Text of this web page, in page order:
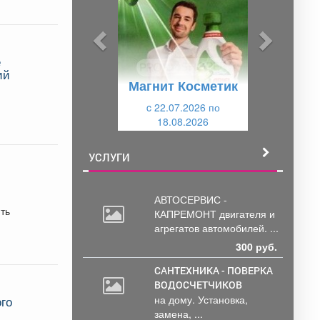
Магнит Косметик
c 22.07.2026 по
18.08.2026
УСЛУГИ
АВТОСЕРВИС -
КАПРЕМОНТ двигателя и
агрегатов автомобилей. ...
300 руб.
САНТЕХНИКА - ПОВЕРКА
ВОДОСЧЕТЧИКОВ
на дому. Установка,
замена, ...